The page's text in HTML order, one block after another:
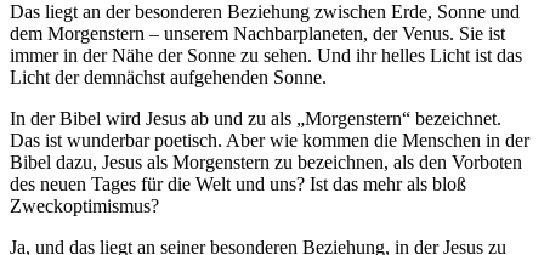
Das liegt an der besonderen Beziehung zwischen Erde, Sonne und
dem Morgenstern – unserem Nachbarplaneten, der Venus. Sie ist
immer in der Nähe der Sonne zu sehen. Und ihr helles Licht ist das
Licht der demnächst aufgehenden Sonne.
In der Bibel wird Jesus ab und zu als „Morgenstern“ bezeichnet.
Das ist wunderbar poetisch. Aber wie kommen die Menschen in der
Bibel dazu, Jesus als Morgenstern zu bezeichnen, als den Vorboten
des neuen Tages für die Welt und uns? Ist das mehr als bloß
Zweckoptimismus?
Ja, und das liegt an seiner besonderen Beziehung, in der Jesus zu